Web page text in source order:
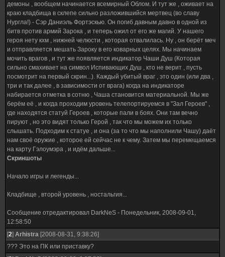
демоны , вообщем начинается всемирный Облом. И тут же , оживает на
краю кладбища в склепе сильно разложившийся мертвец (во славу
Нургла!) - Сэр Даниэль Фортэскью. Он погиб давным давно в одной из
битв против армий Зарока , и теперь ожил от его же магий. У нашего
героя нету кхм , нижней челюсти , которая отвалилась. Ну , он берёт меч
и отправляется мешать Зароку в его коварных целях. Мы начинаем
мочить врагов , и тут же появляется индикатор Чаши Душ (Которая
сильно смахивает на символ Испивающих Душ , кто не верит , пусть
посмотрит на первый скрин...). Каждый убитый враг , это один (или два ,
три и так далее , в зависимости от врага) когда на индикаторе
набирается отметка в сотню , Чаша становится материальной. Мы же
берём её , и когда проходим уровень телепортируемся в "Зал Героев" ,
где находятся статуй Героев , которые пали в боях. Они там вечно
пируют , но это видят только Герой , так что мы можем их только
слышать. Подходим к статуе , и она (за то что мы наполнили Чашу) даёт
нам своё оружие , которое ей сейчас не к чему. Затем мы перемещаемся
на карту Гэлоумэра , и идём дальше...
Скриншоты
Начало игры и легенды...
Кладбище , второй уровень , ностальгия...
Сообщение отредактировал DarkNeS - Понедельник, 2008-09-01,
12:58:50
[2] Arhistra [2008-08-31, 9:38:26]
??? Это на ПК или приставку?